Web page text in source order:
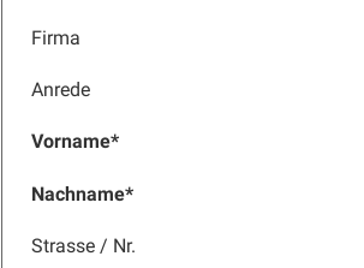
Firma
Anrede
Vorname*
Nachname*
Strasse / Nr.